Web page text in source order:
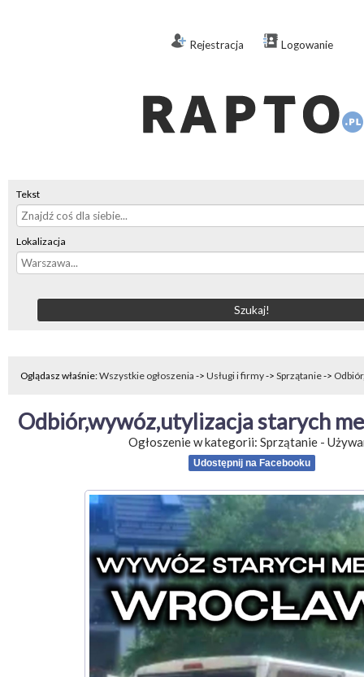
Rejestracja Logowanie
Tekst
Lokalizacja
Oglądasz właśnie:Wszystkie ogłoszenia -> Usługi i firmy-> Sprzątanie->
Odbiór,wywóz,utylizacja starych
Ogłoszenie w kategorii: Sprzątanie-
Udostępnij na Facebooku